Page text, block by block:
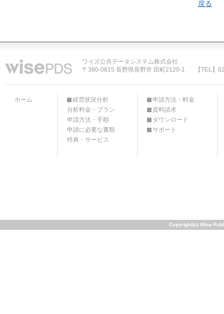
戻る
ワイズ公共データシステム株式会社
〒380-0815 長野県長野市 田町2120-1
【TEL】
ホーム
経営状況分析
分析料金・プラン
申請方法・手順
申請に必要な書類
特典・サービス
申請方法・料金
資料請求
ダウンロード
サポート